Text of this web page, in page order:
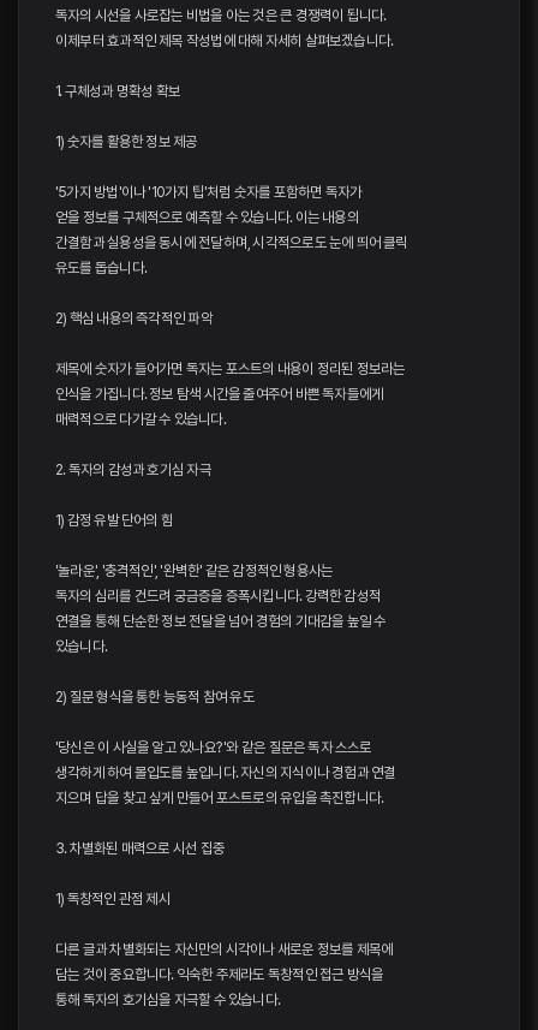
독자의 시선을 사로잡는 비법을 아는 것은 큰 경쟁력이 됩니다.
이제부터 효과적인 제목 작성법에 대해 자세히 살펴보겠습니다.
1. 구체성과 명확성 확보
1) 숫자를 활용한 정보 제공
'5가지 방법'이나 '10가지 팁'처럼 숫자를 포함하면 독자가
얻을 정보를 구체적으로 예측할 수 있습니다. 이는 내용의
간결함과 실용성을 동시에 전달하며, 시각적으로도 눈에 띄어 클릭
유도를 돕습니다.
2) 핵심 내용의 즉각적인 파악
제목에 숫자가 들어가면 독자는 포스트의 내용이 정리된 정보라는
인식을 가집니다. 정보 탐색 시간을 줄여주어 바쁜 독자들에게
매력적으로 다가갈 수 있습니다.
2. 독자의 감성과 호기심 자극
1) 감정 유발 단어의 힘
'놀라운', '충격적인', '완벽한' 같은 감정적인 형용사는
독자의 심리를 건드려 궁금증을 증폭시킵니다. 강력한 감성적
연결을 통해 단순한 정보 전달을 넘어 경험의 기대감을 높일 수
있습니다.
2) 질문 형식을 통한 능동적 참여 유도
'당신은 이 사실을 알고 있나요? '와 같은 질문은 독자 스스로
생각하게 하여 몰입도를 높입니다. 자신의 지식이나 경험과 연결
지으며 답을 찾고 싶게 만들어 포스트로의 유입을 촉진합니다.
3. 차별화된 매력으로 시선 집중
1) 독창적인 관점 제시
다른 글과 차별화되는 자신만의 시각이나 새로운 정보를 제목에
담는 것이 중요합니다. 익숙한 주제라도 독창적인 접근 방식을
통해 독자의 호기심을 자극할 수 있습니다.